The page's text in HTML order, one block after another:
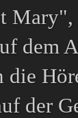
Mary",
dem
die
der